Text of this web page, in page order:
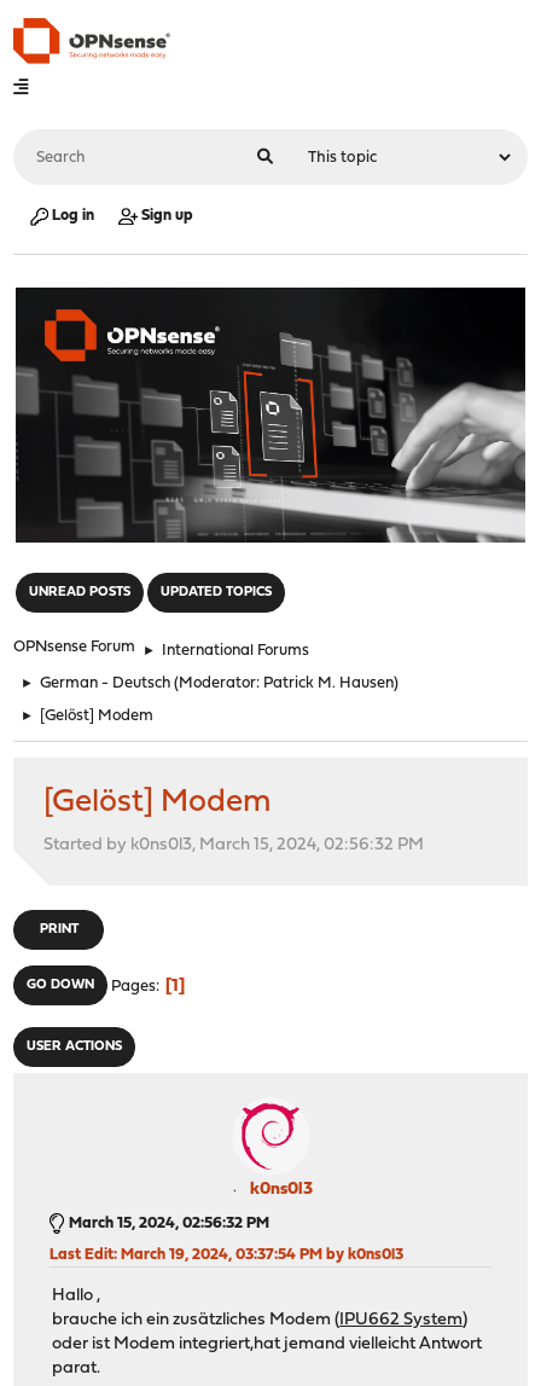
Log in Sign up
UNREAD POSTS UPDATED TOPICS
OPNsense Forum ► International Forums
► German - Deutsch (Moderator: Patrick M. Hausen)
► [Gelöst] Modem
[Gelöst] Modem
Started by k0ns0l3, March 15, 2024, 02:56:32 PM
PRINT
GO DOWN Pages 1
USER ACTIONS
k0ns0l3
March 15, 2024, 02:56:32 PM
Last Edit: March 19, 2024, 03:37:54 PM by k0ns0l3
Hallo ,
brauche ich ein zusätzliches Modem (IPU662 System)
oder ist Modem integriert,hat jemand vielleicht Antwort
parat.